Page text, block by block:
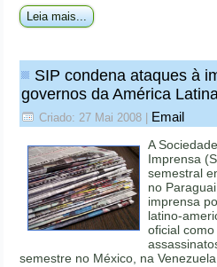
Leia mais...
SIP condena ataques à
governos da América
Criado: 27 Mai 2008 Email
A
Imprensa
semestral
no
imprensa
latino-
oficial
semestre no México, na